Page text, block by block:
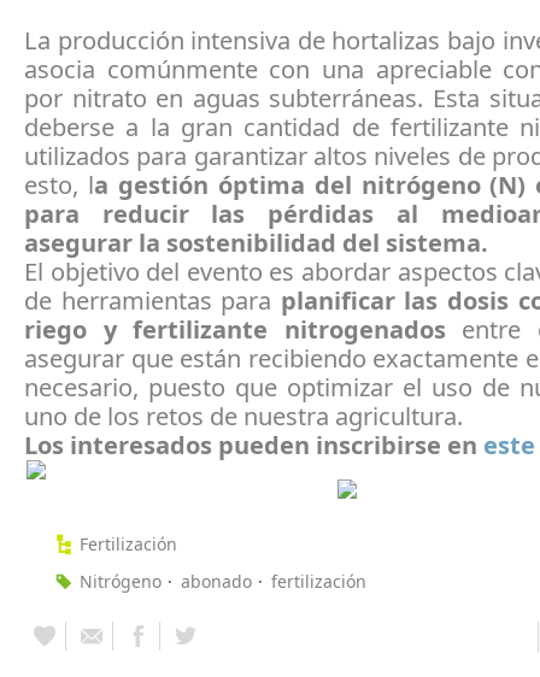
La producción intensiva de hortalizas bajo
asocia comúnmente con una apreciable
por nitrato en aguas subterráneas. Esta
deberse a la gran cantidad de fertilizante
utilizados para garantizar altos niveles de
esto, la gestión óptima del nitrógeno (N)
para reducir las pérdidas al
asegurar la sostenibilidad del sistema.
El objetivo del evento es abordar aspectos
de herramientas para planificar las dosis
riego y fertilizante nitrogenados entre
asegurar que están recibiendo exactamente
necesario, puesto que optimizar el uso de
uno de los retos de nuestra agricultura.
Los interesados pueden inscribirse en
Fertilización
Nitrógeno
abonado fertilización